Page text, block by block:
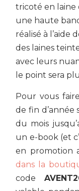
tricoté en laine
une haute
réalisé à l’aide
des laines
avec leurs
le point sera
Pour vous
de fin d’année
du mois
un e-book (et
en promotion
dans la
code